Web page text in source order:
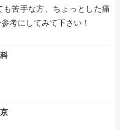
苦手な方、ちょっとした痛
考にしてみて下さい！